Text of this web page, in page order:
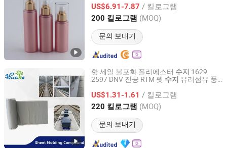
무엇인가요?
US$6.91-7.87 / 킬로그램
200 킬로그램 (MOQ)
문의 보내기
Guangdong, China 이후 2023
핫 세일 불포화 폴리에스터 수지 1629
2597 DNV 진공 RTM 펫 수지 유리섬유 풍
US$1.31-1.61 / 킬로그램
220 킬로그램 (MOQ)
문의 보내기
Changzhou Huake Polymers Co., Ltd.
Jiangsu, China 이후 2024